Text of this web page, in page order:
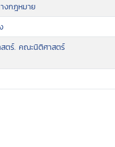
งกฎหมาย
สตร์. คณะนิติศาสตร์